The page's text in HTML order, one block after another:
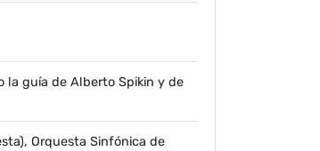
la guía de Alberto Spikin y de
Orquesta Sinfónica de